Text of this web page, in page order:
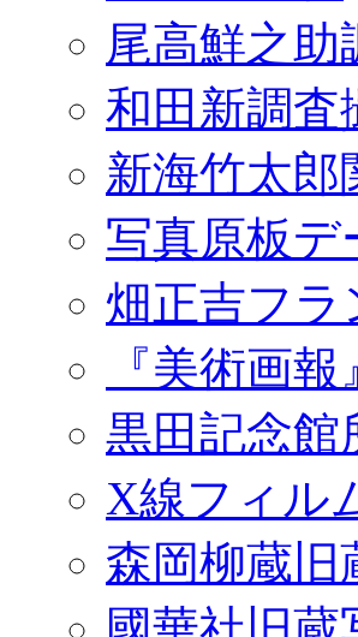
尾高鮮之助
和田新調査
新海竹太郎
写真原板デ
畑正吉フラ
『美術画
黒田記念館
X線フィル
森岡柳蔵旧